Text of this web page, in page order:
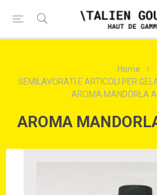
Home
SEMILAVORATI E ARTICOLI PER
AROMA MANDORLA
AROMA